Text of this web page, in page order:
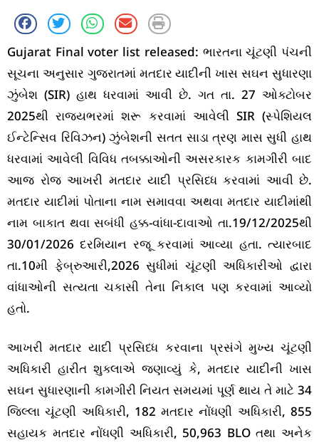
Gujarat Final voter list released: ભારતના ચૂંટણી પંચની
સૂચના અનુસાર ગુજરાતમાં મતદાર યાદીની ખાસ સઘન સુધારણા
ઝુંબેશ (SIR) હાથ ધરવામાં આવી છે. ગત તા. 27 ઓક્ટોબર
2025થી રાજ્યભરમાં શરૂ કરવામાં આવેલી SIR (સ્પેશિયલ
ઈન્ટેન્સિવ રિવિઝન) ઝુંબેશની સતત સાડા ત્રણ માસ સુધી હાથ
ધરવામાં આવેલી વિવિધ તબક્કાઓની અસરકારક કામગીરી બાદ
આજ રોજ આખરી મતદાર યાદી પ્રસિધ્ધ કરવામાં આવી છે.
મતદાર યાદીમાં પોતાના નામ સમાવવા અથવા મતદાર યાદીમાંથી
નામ બાકાત થવા સબંધી હક્ક-વાંધા-દાવાઓ તા.19/12/2025થી
30/01/2026 દરમિયાન રજૂ કરવામાં આવ્યા હતા. ત્યારબાદ
તા.10મી ફેબ્રુઆરી,2026 સુધીમાં ચૂંટણી અધિકારીઓ દ્વારા
વાંધાઓની સત્યતા ચકાસી તેના નિકાલ પણ કરવામાં આવ્યો
હતો.
આખરી મતદાર યાદી પ્રસિધ્ધ કરવાના પ્રસંગે મુખ્ય ચૂંટણી
અધિકારી હારીત શુક્લાએ જણાવ્યું કે, મતદાર યાદીની ખાસ
સઘન સુધારણાની કામગીરી નિયત સમયમાં પૂર્ણ થાય તે માટે 34
જિલ્લા ચૂંટણી અધિકારી, 182 મતદાર નોંધણી અધિકારી, 855
સહાયક મતદાર નોંધણી અધિકારી, 50,963 BLO તથા અનેક